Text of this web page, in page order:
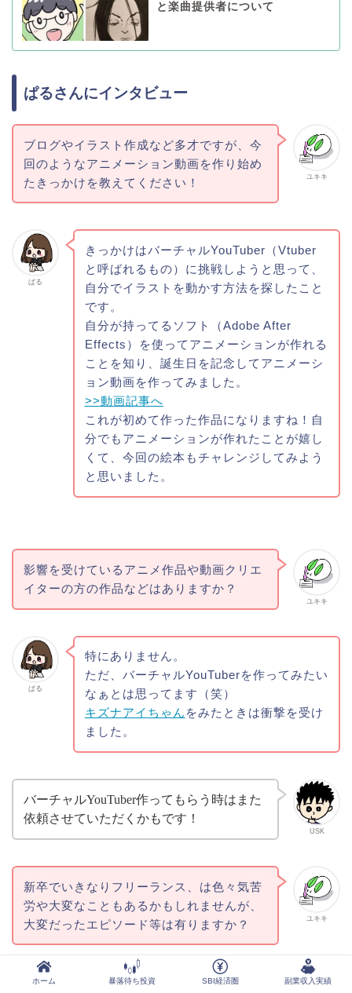
と楽曲提供者について
ぱるさんにインタビュー
ユキキ
ブログやイラスト作成など多才ですが、今
回のようなアニメーション動画を作り始め
たきっかけを教えてください！
ぱる
きっかけはバーチャルYouTuber（Vtuber
と呼ばれるもの）に挑戦しようと思って、
自分でイラストを動かす方法を探したこと
です。
自分が持ってるソフト（Adobe After
Effects）を使ってアニメーションが作れる
ことを知り、誕生日を記念してアニメーシ
ョン動画を作ってみました。
>>動画記事へ
これが初めて作った作品になりますね！自
分でもアニメーションが作れたことが嬉し
くて、今回の絵本もチャレンジしてみよう
と思いました。
ユキキ
影響を受けているアニメ作品や動画クリエ
イターの方の作品などはありますか？
ぱる
特にありません。
ただ、バーチャルYouTuberを作ってみたい
なぁとは思ってます（笑）
キズナアイちゃん をみたときは衝撃を受け
ました。
USK
バーチャルYouTuber作ってもらう時はまた
依頼させていただくかもです！
ユキキ
新卒でいきなりフリーランス、は色々気苦
労や大変なこともあるかもしれませんが、
大変だったエピソード等は有りますか？
ホーム 暴落待ち投資 SBI経済圏 副業収入実績